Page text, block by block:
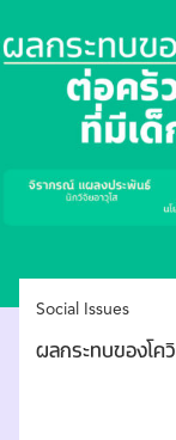
Social Issues
ผลกระทบของโค